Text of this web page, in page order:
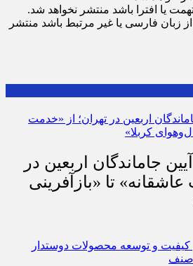
یا افترا باشد منتشر نخواهد شد.
از زبان فارسی یا غیر مرتبط باشد منتشر
جاماندگان اربعین در
تا «بازآفرینی